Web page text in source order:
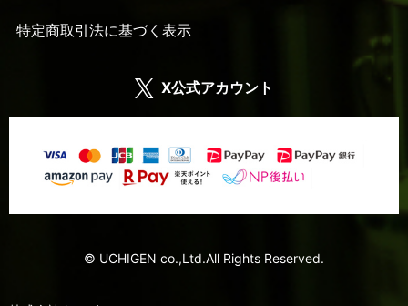
特定商取引法に基づく表示
X公式アカウント
© UCHIGEN co.,Ltd.All Rights Reserved.